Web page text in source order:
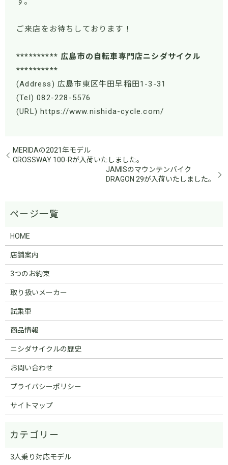
ご来店をお待ちしております！
********** 広島市の自転車専門店ニシダサイクル
**********
(Address) 広島市東区牛田早稲田1-3-31
(Tel) 082-228-5576
(URL) https://www.nishida-cycle.com/
MERIDAの2021年モデル
CROSSWAY 100-Rが入荷いたしました。
JAMISのマウンテンバイク
DRAGON 29が入荷いたしました。
HOME
店舗案内
3つのお約束
取り扱いメーカー
試乗車
商品情報
ニシダサイクルの歴史
お問い合わせ
プライバシーポリシー
サイトマップ
3人乗り対応モデル